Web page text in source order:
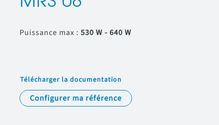
Puissance max : 530 W - 640 W
Télécharger la documentation
Configurer ma référence